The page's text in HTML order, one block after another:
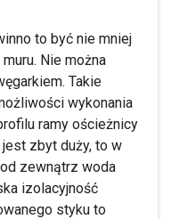
to być nie mniej
Nie można
Takie
wykonania
ramy ościeżnicy
zbyt duży, to w
zewnątrz woda
izolacyjność
styku to